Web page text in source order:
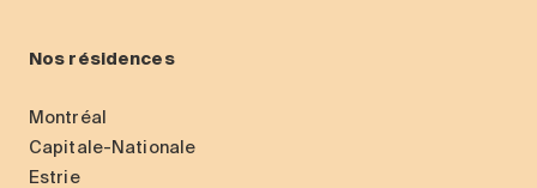
Nos résidences
Montréal
Capitale-Nationale
Estrie